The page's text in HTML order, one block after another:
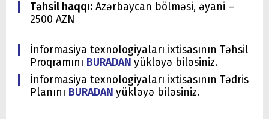
Təhsil haqqı: Azərbaycan bölməsi, əyani –
2500 AZN
İnformasiya texnologiyaları ixtisasının Təhsil
Proqramını BURADAN yükləyə biləsiniz.
İnformasiya texnologiyaları ixtisasının Tədris
Planını BURADAN yükləyə biləsiniz.